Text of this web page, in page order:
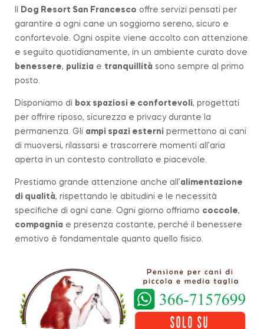
Dog Resort San Francesco offre servizi pensati per
garantire a ogni cane un soggiorno sereno, sicuro e
confortevole. Ogni ospite viene accolto con attenzione
e seguito quotidianamente, in un ambiente curato dove
benessere, pulizia e tranquillità sono sempre al primo
posto.
Disponiamo di box spaziosi e confortevoli, progettati
per offrire riposo, sicurezza e privacy durante la
permanenza. Gli ampi spazi esterni permettono ai cani
di muoversi, rilassarsi e trascorrere momenti all’aria
aperta in un contesto controllato e piacevole.
Prestiamo grande attenzione anche all’alimentazione
di qualità, rispettando le abitudini e le necessità
specifiche di ogni cane. Ogni giorno offriamo coccole,
compagnia e presenza costante, perché il benessere
emotivo è fondamentale quanto quello fisico.